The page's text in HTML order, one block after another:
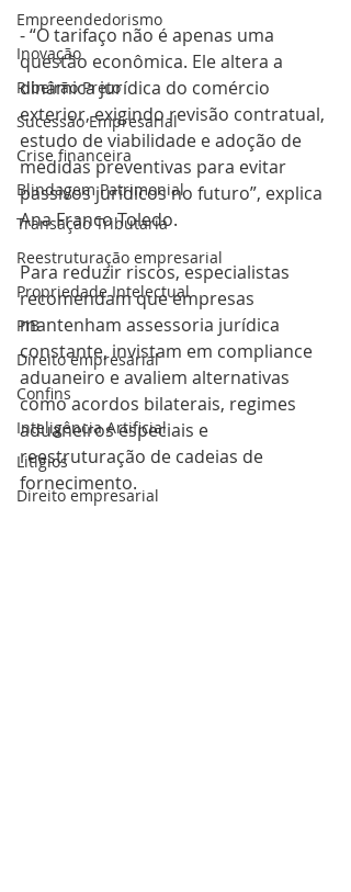
Empreendedorismo
Inovação
Ribeirão Preto
Sucessão Empresarial
Crise financeira
Blindagem Patrimonial
Transação Tributaria
Reestruturação empresarial
Propriedade Intelectual
PIB
Direito empresarial
Confins
Inteligência Artificial
Litígios
Direito empresarial
- “O tarifaço não é apenas uma
questão econômica. Ele altera a
dinâmica jurídica do comércio
exterior, exigindo revisão contratual,
estudo de viabilidade e adoção de
medidas preventivas para evitar
passivos jurídicos no futuro”, explica
Ana Franco Toledo.
Para reduzir riscos, especialistas
recomendam que empresas
mantenham assessoria jurídica
constante, invistam em compliance
aduaneiro e avaliem alternativas
como acordos bilaterais, regimes
aduaneiros especiais e
reestruturação de cadeias de
fornecimento.